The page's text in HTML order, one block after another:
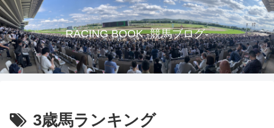
RACING BOOK -競馬ブログ-
3歳馬ランキング